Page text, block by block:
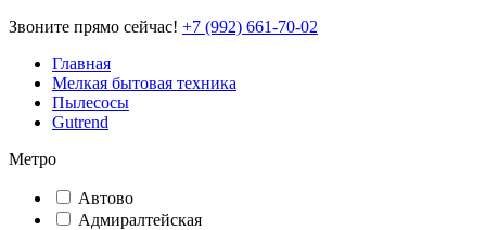
Звоните прямо сейчас! +7 (992) 661-70-02
Главная
Мелкая бытовая техника
Пылесосы
Gutrend
Метро
Автово
Адмиралтейская